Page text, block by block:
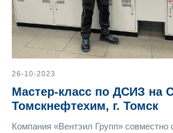
26-10-2023
Мастер-класс по ДСИЗ на
Томскнефтехим, г. Томск
Компания «Вентэил Групп» совместно